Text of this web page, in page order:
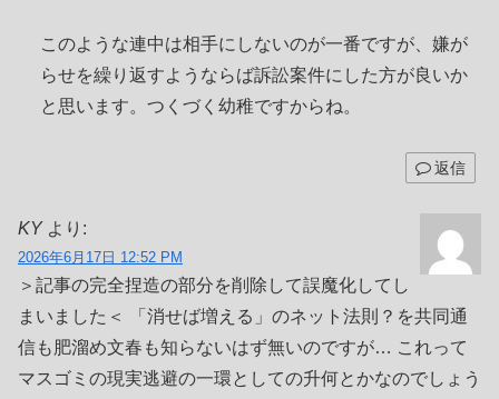
このような連中は相手にしないのが一番ですが、嫌が
らせを繰り返すようならば訴訟案件にした方が良いか
と思います。つくづく幼稚ですからね。
返信
KY より:
2026年6月17日 12:52 PM
＞記事の完全捏造の部分を削除して誤魔化してし
まいました＜ 「消せば増える」のネット法則？を共同通
信も肥溜め文春も知らないはず無いのですが… これって
マスゴミの現実逃避の一環としての升何とかなのでしょう